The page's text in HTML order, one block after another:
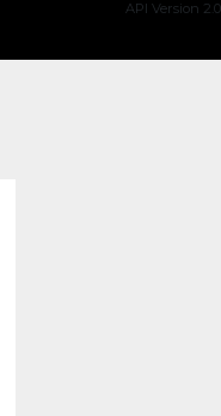
API Version 2.0